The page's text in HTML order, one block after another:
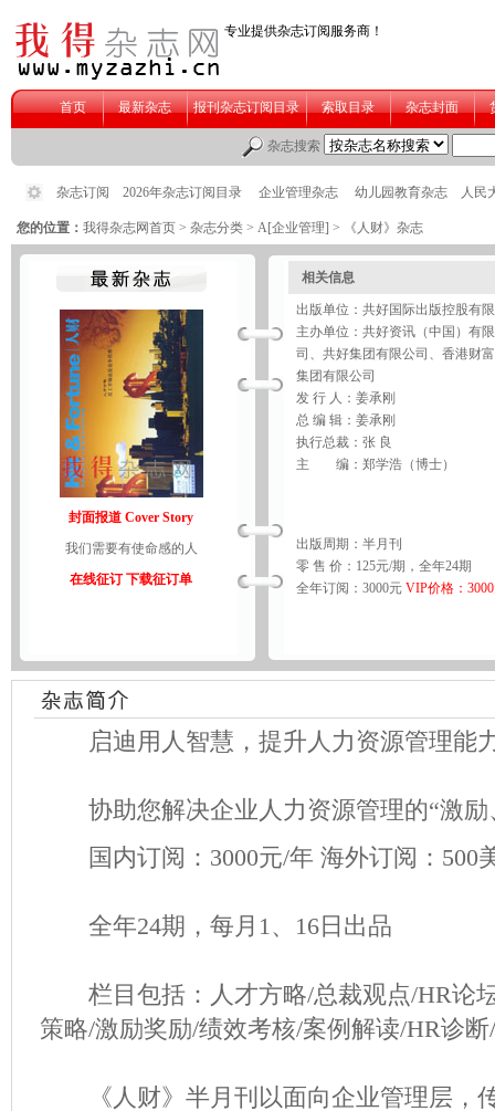
您的位置： 我得杂志网首页 > 杂志分类 > A[企业管理] > 《人财》杂志
封面报道 Cover Story
我们需要有使命感的人
在线征订 下载征订单
相关信息
出版单位：共好国际出版控股有
主办单位：共好资讯（中国）有
司、共好集团有限公司、香港财
集团有限公司
发 行 人：姜承刚
总 编 辑：姜承刚
执行总裁：张 良
主 编：郑学浩（博士）
出版周期：半月刊
零 售 价：125元/期，全年24期
全年订阅：3000元 VIP价格：
启迪用人智慧，提升人力资源管理能
协助您解决企业人力资源管理的“激
国内订阅：3000元/年 海外订阅：500
全年24期，每月1、16日出品
栏目包括：人才方略/总裁观点/HR论
策略/激励奖励/绩效考核/案例解读/HR诊
《人财》半月刊以面向企业管理层，